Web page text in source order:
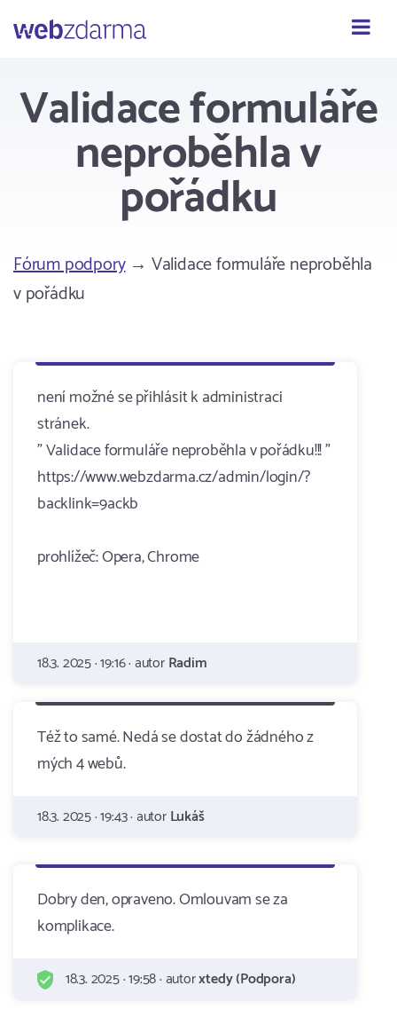
Webzdarma
Validace formuláře
neproběhla v
pořádku
Fórum podpory→ Validace formuláře neproběhla
v pořádku
není možné se přihlásit k administraci
stránek.
" Validace formuláře neproběhla v pořádku!!! "
https://www.webzdarma.cz/admin/login/?
backlink=9ackb
prohlížeč: Opera, Chrome
18.3. 2025 · 19:16 · autorRadim
Též to samé. Nedá se dostat do žádného z
mých 4 webů.
18.3. 2025 · 19:43 · autorLukáš
Dobry den, opraveno. Omlouvam se za
komplikace.
18.3. 2025 · 19:58 · autorxtedy (Podpora)